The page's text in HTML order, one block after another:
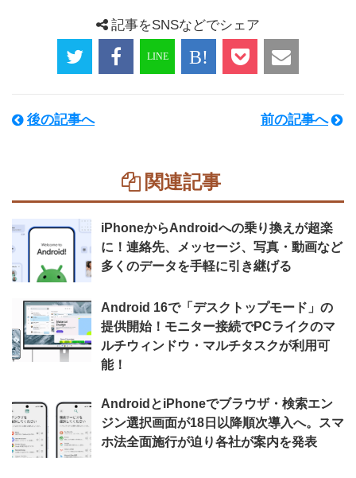
記事をSNSなどでシェア
後の記事へ 前の記事へ
関連記事
iPhoneからAndroidへの乗り換えが超楽
に！連絡先、メッセージ、写真・動画など
多くのデータを手軽に引き継げる
Android 16で「デスクトップモード」の
提供開始！モニター接続でPCライクのマ
ルチウィンドウ・マルチタスクが利用可
能！
AndroidとiPhoneでブラウザ・検索エン
ジン選択画面が18日以降順次導入へ。スマ
ホ法全面施行が迫り各社が案内を発表